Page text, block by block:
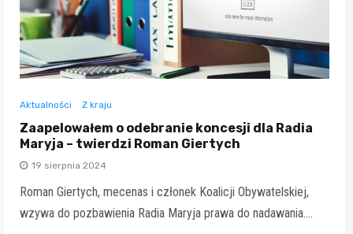
Aktualności Z kraju
Zaapelowałem o odebranie koncesji dla Radia
Maryja – twierdzi Roman Giertych
19 sierpnia 2024
Roman Giertych, mecenas i członek Koalicji Obywatelskiej,
wzywa do pozbawienia Radia Maryja prawa do nadawania.…